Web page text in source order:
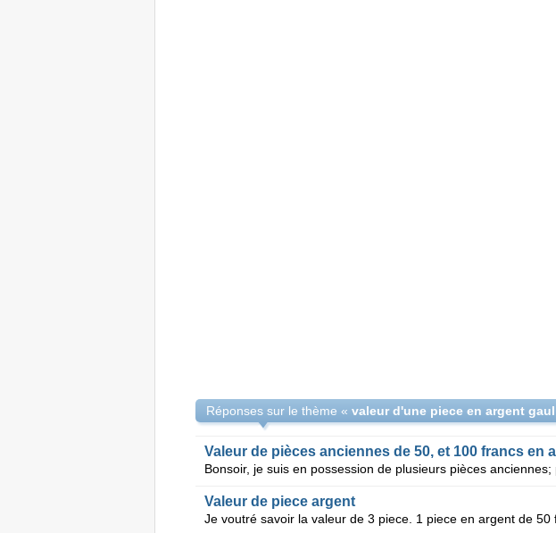
Réponses sur le thème «
Valeur de pièces anciennes de 50, et 100 francs en
Valeur de piece argent